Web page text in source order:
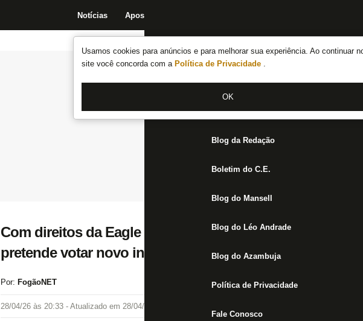
Usamos cookies para anúncios e para melhorar sua experiência. Ao continuar
site você concorda com a Política de Privacidade .
OK
Notícias Apostas
Notícias do Botafogo
Fórum
Jogos
Blog da Redação
Boletim do C.E.
Blog do Mansell
Blog do Léo Andrade
Blog do Azambuja
Política de Privacidade
Fale Conosco
Com direitos da Eagle suspensos pela Justiça,
pretende votar novo investidor em até dez dias
Por: FogãoNET
28/04/26 às 20:33 - Atualizado em 28/04/26 às 21:28